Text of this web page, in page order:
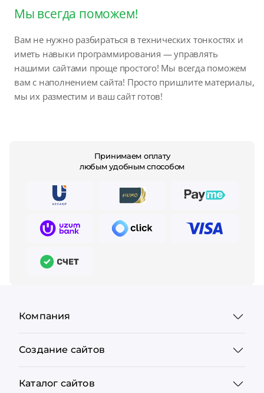
Мы всегда поможем!
Вам не нужно разбираться в технических тонкостях и
иметь навыки программирования — управлять
нашими сайтами проще простого! Мы всегда поможем
вам с наполнением сайта! Просто пришлите материалы,
мы их разместим и ваш сайт готов!
Принимаем оплату
любым удобным способом
Компания
Создание сайтов
Каталог сайтов